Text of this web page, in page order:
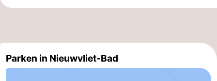
Indoor-
-
Parken in Nieuwvliet-Bad